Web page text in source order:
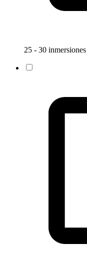
25 - 30 inmersiones